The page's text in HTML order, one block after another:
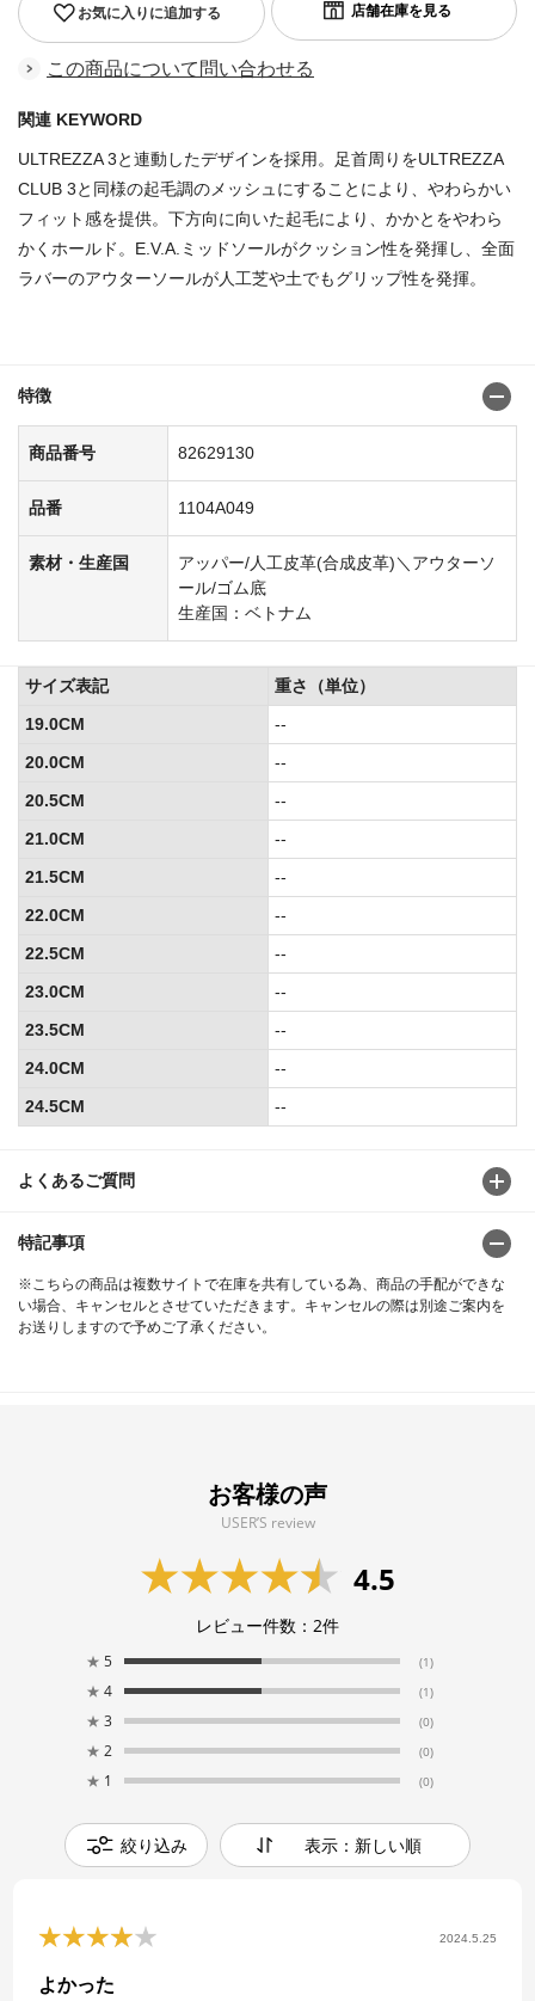
お気に入りに追加する
この商品について問い合わせる
関連 KEYWORD
ULTREZZA 3と連動したデザインを採用。足首周りをULTREZZA
CLUB 3と同様の起毛調のメッシュにすることにより、やわらかい
フィット感を提供。下方向に向いた起毛により、かかとをやわら
かくホールド。E.V.A.ミッドソールがクッション性を発揮し、全面
ラバーのアウターソールが人工芝や土でもグリップ性を発揮。
特徴
商品番号 82629130
品番 1104A049
素材・生産国
アッパー/人工皮革(合成皮革)＼アウターソ
ール/ゴム底
生産国：ベトナム
よくあるご質問
特記事項
※こちらの商品は複数サイトで在庫を共有している為、商品の手配ができな
い場合、キャンセルとさせていただきます。キャンセルの際は別途ご案内を
お送りしますので予めご了承ください。
サイズ表記
重さ（単位）
19.0CM
--
20.0CM
--
20.5CM
--
21.0CM
--
21.5CM
--
22.0CM
--
22.5CM
--
23.0CM
--
23.5CM
--
24.0CM
--
24.5CM
--
お客様の声
USER’S review
4.5
レビュー件数： 2件
★ 5 (1)
★ 4 (1)
★ 3 (0)
★ 2 (0)
★ 1 (0)
絞り込み 表示：新しい順
2024.5.25
よかった